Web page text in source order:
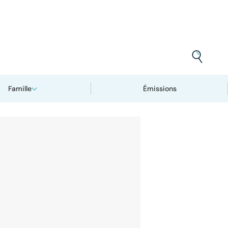
Famille Émissions